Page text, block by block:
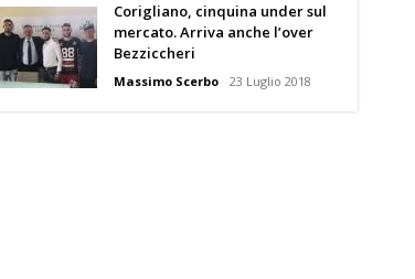
Corigliano, cinquina under sul
mercato. Arriva anche l’over
Bezziccheri
Massimo Scerbo 23 Luglio 2018